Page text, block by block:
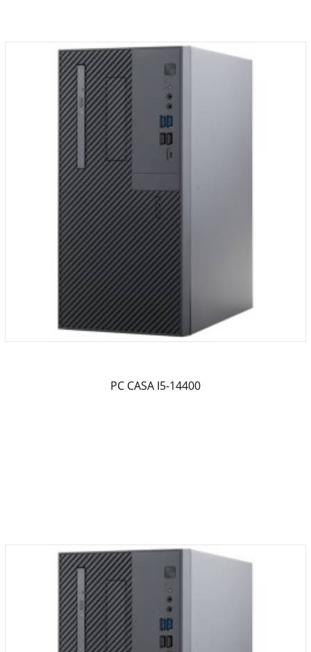
PC CASA I5-14400